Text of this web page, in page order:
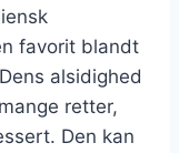
favorit blandt
alsidighed
retter,
Den kan